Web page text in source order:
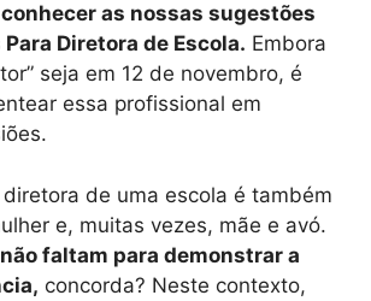
as nossas sugestões
Diretora de Escola. Embora
seja em 12 de novembro, é
essa profissional em
de uma escola é também
e, muitas vezes, mãe e avó.
faltam para demonstrar a
concorda? Neste contexto,